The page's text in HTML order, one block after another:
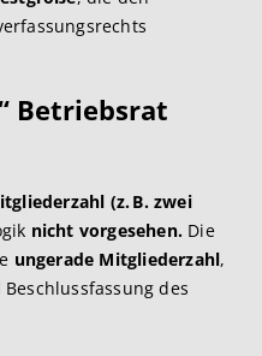
Betriebsrat
(z. B. zwei
nicht vorgesehen. Die
ungerade Mitgliederzahl,
des